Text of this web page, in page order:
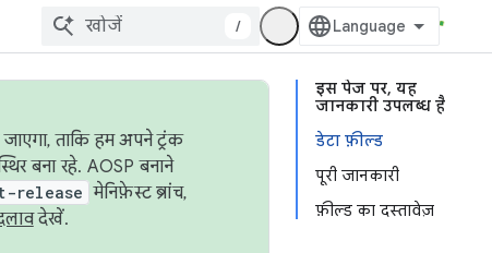
/
इस पेज पर, यह
जानकारी उपलब्ध है
डेटा फ़ील्ड
पूरी जानकारी
फ़ील्ड का दस्तावेज़
ताकि हम अपने ट्रंक
बना रहे. AOSP बनाने
release मेनिफ़ेस्ट ब्रांच,
देखें.